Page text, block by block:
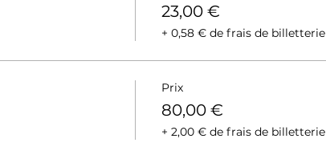
23,00 €
+ 0,58 € de frais de billetterie
Prix
80,00 €
+ 2,00 € de frais de billetterie